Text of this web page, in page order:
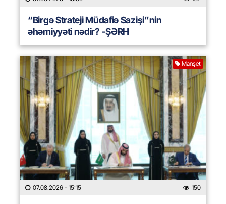
“Birgə Strateji Müdafiə Sazişi”nin
əhəmiyyəti nədir? -ŞƏRH
Manşet
07.08.2026 - 15:15 150